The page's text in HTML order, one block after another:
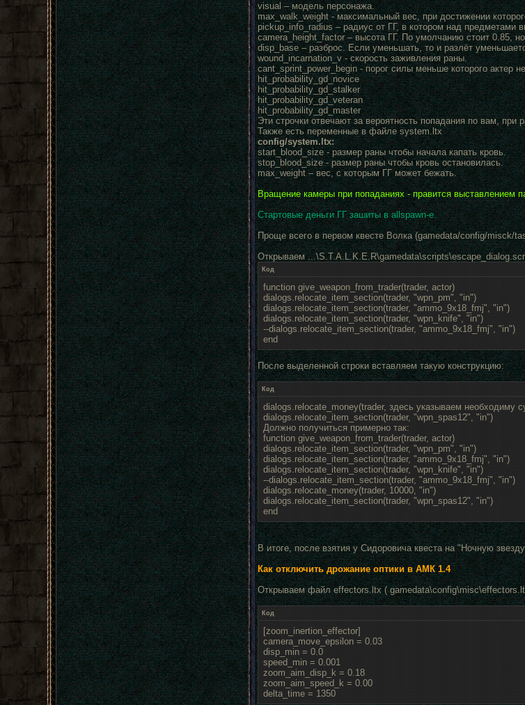
visual – модель персонажа.
max_walk_weight - максимальный вес, при достижении
pickup_info_radius – радиус от ГГ, в котором над предметами
camera_height_factor – высота ГГ. По умолчанию стоит 0.85,
disp_base – разброс. Если уменьшать, то и разлёт
wound_incarnation_v - скорость заживления раны.
cant_sprint_power_begin - порог силы меньше которого актер
hit_probability_gd_novice
hit_probability_gd_stalker
hit_probability_gd_veteran
hit_probability_gd_master
Эти строчки отвечают за вероятность попадания по вам, при
Также есть переменные в файле system.ltx
config/system.ltx:
start_blood_size - размер раны чтобы начала капать кровь.
stop_blood_size - размер раны чтобы кровь остановилась.
max_weight – вес, с которым ГГ может бежать.
Вращение камеры при попаданиях - правится выставлением
Стартовые деньги ГГ зашиты в allspawn-e.
Проще всего в первом квесте Волка (gamedata/config/misck/
Открываем
Код
function give_weapon_from_trader(trader, actor)
dialogs.relocate_item_section(trader, "wpn_pm", "in")
dialogs.relocate_item_section(trader, "ammo_9x18_fmj", "in")
dialogs.relocate_item_section(trader, "wpn_knife", "in")
--dialogs.relocate_item_section(trader, "ammo_9x18_fmj", "in")
end
После выделенной строки вставляем такую конструкцию:
Код
dialogs.relocate_money(trader, здесь указываем необходиму
dialogs.relocate_item_section(trader, "wpn_spas12", "in")
Должно получиться примерно так:
function give_weapon_from_trader(trader, actor)
dialogs.relocate_item_section(trader, "wpn_pm", "in")
dialogs.relocate_item_section(trader, "ammo_9x18_fmj", "in")
dialogs.relocate_item_section(trader, "wpn_knife", "in")
--dialogs.relocate_item_section(trader, "ammo_9x18_fmj", "in")
dialogs.relocate_money(trader, 10000, "in")
dialogs.relocate_item_section(trader, "wpn_spas12", "in")
end
В итоге, после взятия у Сидоровича квеста на "Ночную
Как отключить дрожание оптики в АМК 1.4
Открываем файл effectors.ltx (
Код
[zoom_inertion_effector]
camera_move_epsilon = 0.03
disp_min = 0.0
speed_min = 0.001
zoom_aim_disp_k = 0.18
zoom_aim_speed_k = 0.00
delta_time = 1350